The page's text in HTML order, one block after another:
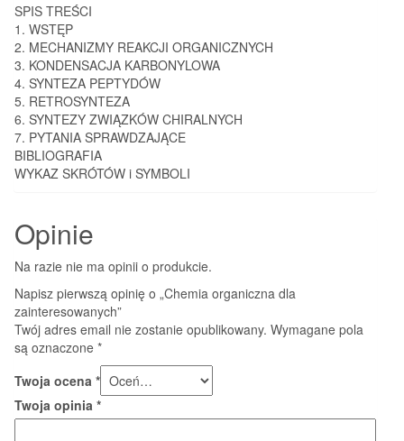
SPIS TREŚCI
1. WSTĘP
2. MECHANIZMY REAKCJI ORGANICZNYCH
3. KONDENSACJA KARBONYLOWA
4. SYNTEZA PEPTYDÓW
5. RETROSYNTEZA
6. SYNTEZY ZWIĄZKÓW CHIRALNYCH
7. PYTANIA SPRAWDZAJĄCE
BIBLIOGRAFIA
WYKAZ SKRÓTÓW i SYMBOLI
Opinie
Na razie nie ma opinii o produkcie.
Napisz pierwszą opinię o „Chemia organiczna dla
zainteresowanych”
Twój adres email nie zostanie opublikowany. Wymagane pola
są oznaczone *
Twoja ocena *
Twoja opinia *